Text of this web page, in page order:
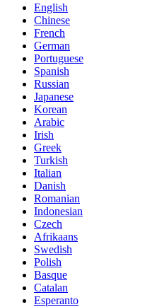
English
Chinese
French
German
Portuguese
Spanish
Russian
Japanese
Korean
Arabic
Irish
Greek
Turkish
Italian
Danish
Romanian
Indonesian
Czech
Afrikaans
Swedish
Polish
Basque
Catalan
Esperanto